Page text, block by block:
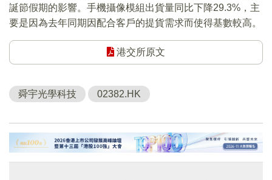
誕節假期的影響。手機攝像模組出貨量同比下降29.3%，主
要是因為去年同期因配合客戶的提貨需求而使得基數較高。
港交所原文
舜宇光學科技 02382.HK